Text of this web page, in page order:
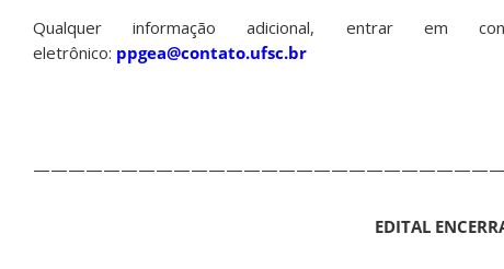
Qualquer informação adicional, entrar em
eletrônico: ppgea@contato.ufsc.br
EDITAL